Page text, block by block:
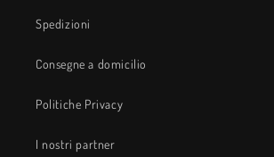
Spedizioni
Consegne a domicilio
Politiche Privacy
I nostri partner